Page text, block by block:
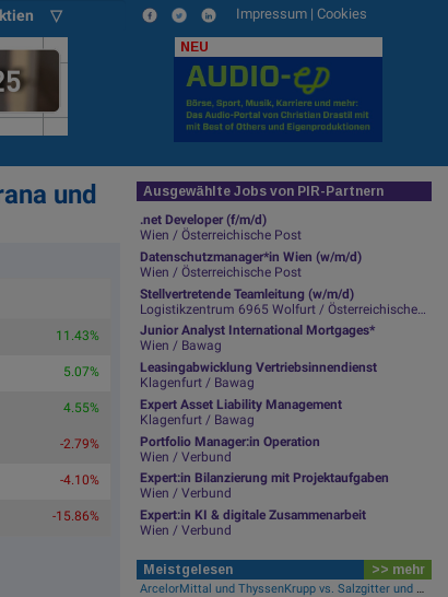
▽ Impressum | Cookies
NEU
und
11.43%
5.07%
4.55%
-2.79%
-4.10%
-15.86%
Ausgewählte Jobs von PIR-Partnern
.net Developer (f/m/d)
Wien / Österreichische Post
Datenschutzmanager*in Wien (w/m/d)
Wien / Österreichische Post
Stellvertretende Teamleitung (w/m/d)
Logistikzentrum 6965 Wolfurt / Österreichische Post
Junior Analyst International Mortgages*
Wien / Bawag
Leasingabwicklung Vertriebsinnendienst
Klagenfurt / Bawag
Expert Asset Liability Management
Klagenfurt / Bawag
Portfolio Manager:in Operation
Wien / Verbund
Expert:in Bilanzierung mit Projektaufgaben
Wien / Verbund
Expert:in KI & digitale Zusammenarbeit
Wien / Verbund
Meistgelesen >> mehr
ArcelorMittal und ThyssenKrupp vs. Salzgitter und voestalpine – kommentierter KW 32 Peer Group Watch Stahl